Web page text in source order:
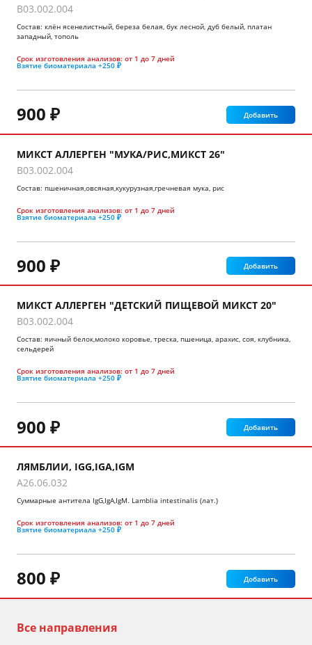
B03.002.004
Состав: клён ясенелистный, береза белая, бук лесной, дуб белый, платан
западный, тополь
Срок изготовления анализов: от 1 до 7 дней
Взятие биоматериала +250 ₽
900 ₽ Добавить
МИКСТ АЛЛЕРГЕН "МУКА/РИС,МИКСТ 26"
B03.002.004
Состав: пшеничная,овсяная,кукурузная,гречневая мука, рис
Срок изготовления анализов: от 1 до 7 дней
Взятие биоматериала +250 ₽
900 ₽ Добавить
МИКСТ АЛЛЕРГЕН "ДЕТСКИЙ ПИЩЕВОЙ МИКСТ 20"
B03.002.004
Состав: яичный белок,молоко коровье, треска, пшеница, арахис, соя, клубника,
сельдерей
Срок изготовления анализов: от 1 до 7 дней
Взятие биоматериала +250 ₽
900 ₽ Добавить
ЛЯМБЛИИ, IGG,IGA,IGM
A26.06.032
Суммарные антитела IgG,IgA,IgM. Lamblia intestinalis (лат.)
Срок изготовления анализов: от 1 до 7 дней
Взятие биоматериала +250 ₽
800 ₽ Добавить
Все направления